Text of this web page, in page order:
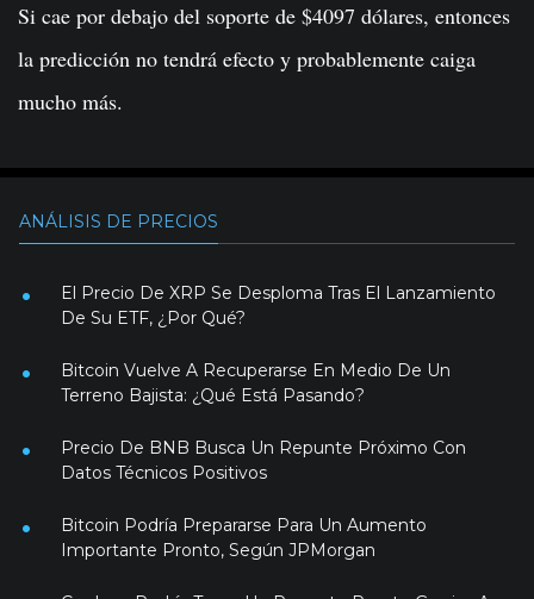
Si cae por debajo del soporte de $4097 dólares, entonces
la predicción no tendrá efecto y probablemente caiga
mucho más.
ANÁLISIS DE PRECIOS
El Precio De XRP Se Desploma Tras El Lanzamiento
De Su ETF, ¿Por Qué?
Bitcoin Vuelve A Recuperarse En Medio De Un
Terreno Bajista: ¿Qué Está Pasando?
Precio De BNB Busca Un Repunte Próximo Con
Datos Técnicos Positivos
Bitcoin Podría Prepararse Para Un Aumento
Importante Pronto, Según JPMorgan